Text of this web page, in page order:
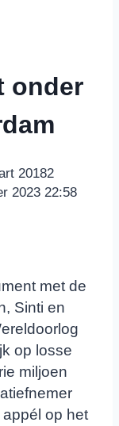
onder
20182
2023 22:58
met de
Sinti en
op losse
miljoen
op het